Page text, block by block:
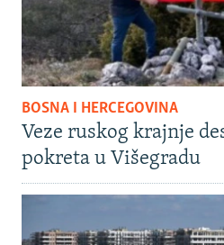
BOSNA I HERCEGOVINA
Veze ruskog krajnje
pokreta u Višegradu